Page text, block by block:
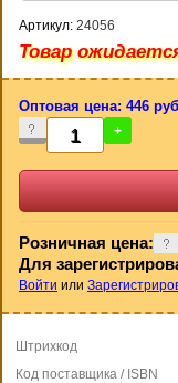
Артикул: 24056
Товар
Оптовая цена: 446
- +
Розничная цена:
Для
Войти или
Штрихкод
Код поставщика / ISBN